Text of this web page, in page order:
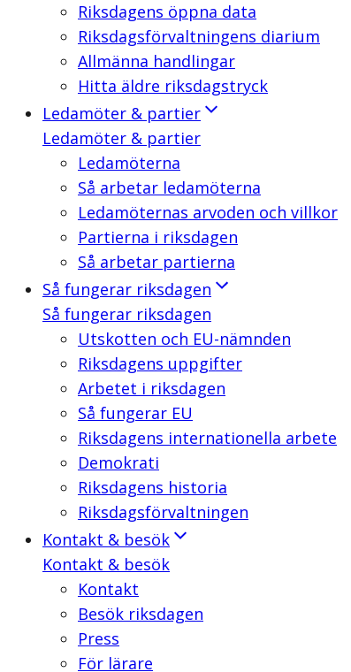
Riksdagens öppna data
Riksdagsförvaltningens diarium
Allmänna handlingar
Hitta äldre riksdagstryck
Ledamöter & partier
Ledamöter & partier
Ledamöterna
Så arbetar ledamöterna
Ledamöternas arvoden och villkor
Partierna i riksdagen
Så arbetar partierna
Så fungerar riksdagen
Så fungerar riksdagen
Utskotten och EU-nämnden
Riksdagens uppgifter
Arbetet i riksdagen
Så fungerar EU
Riksdagens internationella arbete
Demokrati
Riksdagens historia
Riksdagsförvaltningen
Kontakt & besök
Kontakt & besök
Kontakt
Besök riksdagen
Press
För lärare